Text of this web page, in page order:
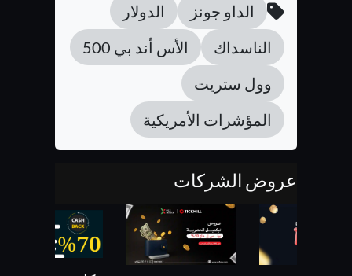
الداو جونز
الدولار
الناسداك
الأس أند بي 500
وول ستريت
المؤشرات الأمريكية
عروض الشركات